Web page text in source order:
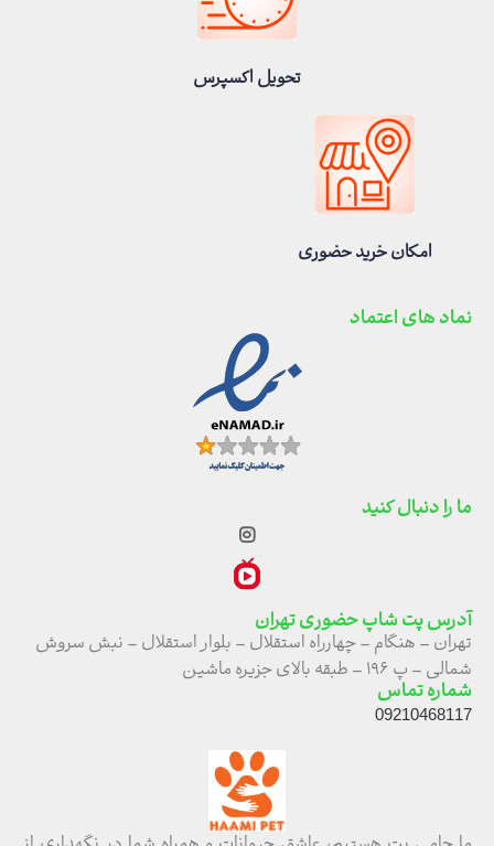
تحویل اکسپرس
امکان خرید حضوری
آدرس پت شاپ حضوری تهران
تهران – هنگام – چهارراه استقلال – بلوار استقلال – نبش سروش
شمالی – پ ۱۹۶ – طبقه بالای جزیره ماشین
شماره تماس
09210468117
ما را دنبال کنید
نماد های اعتماد